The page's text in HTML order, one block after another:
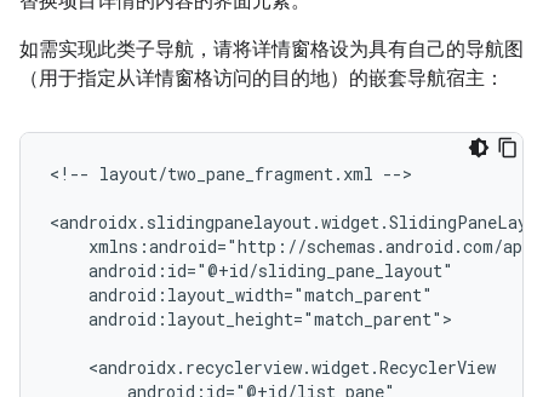
如需实现此类子导航，请将详情窗格设为具有自己的导航图
（用于指定从详情窗格访问的目的地）的嵌套导航宿主：
<!-- layout/two_pane_fragment.xml -->
android:layout_height="match_parent">